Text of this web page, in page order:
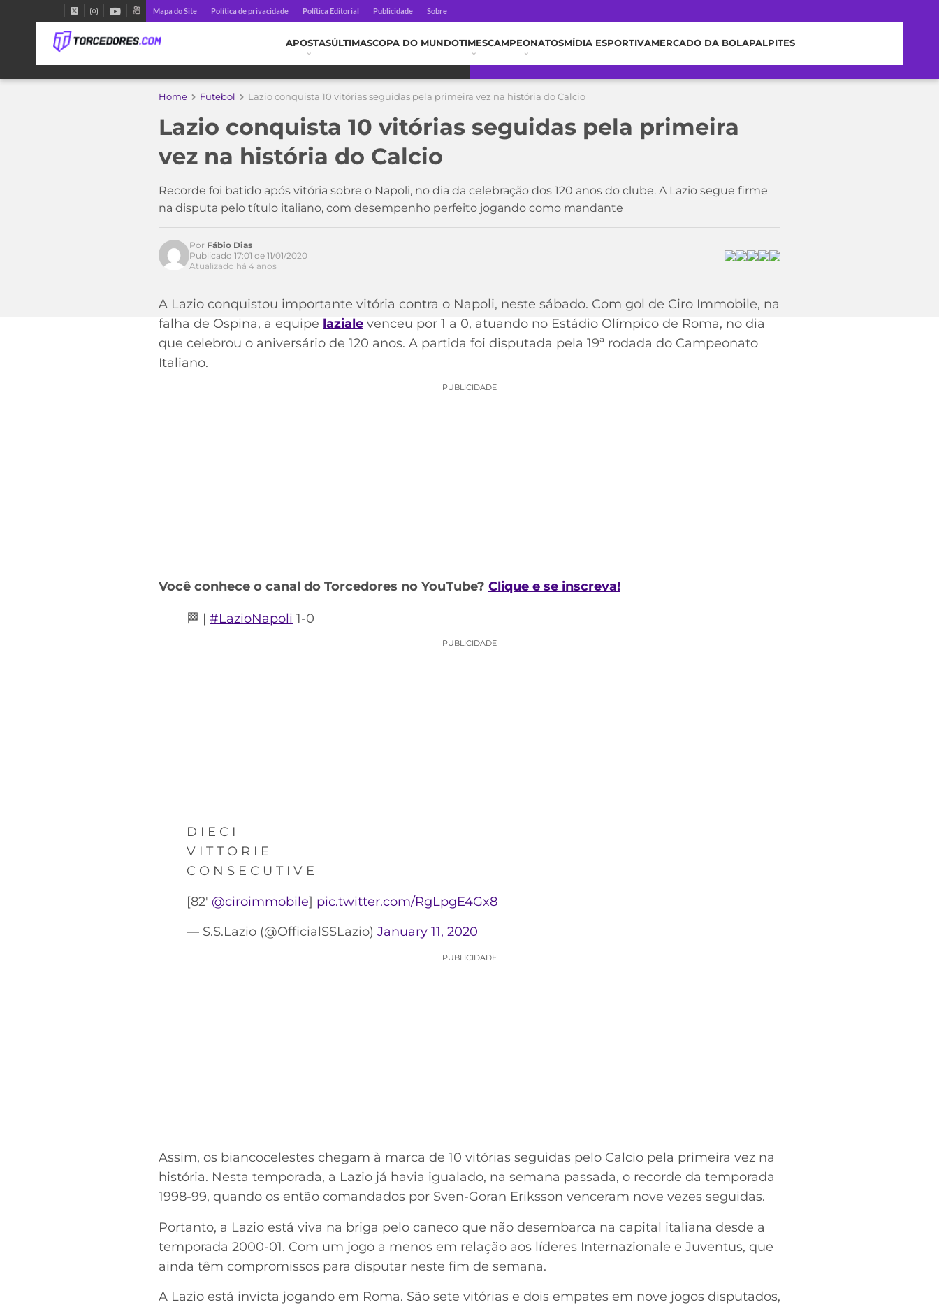
Mapa do Site Política de privacidade Política Editorial Publicidade Sobre
APOSTASÚLTIMASCOPA DO MUNDOTIMESCAMPEONATOSMÍDIA ESPORTIVAMERCADO DA BOLAPALPITES
Home Futebol Lazio conquista 10 vitórias seguidas pela primeira vez na história do Calcio
Lazio conquista 10 vitórias seguidas pela primeira
vez na história do Calcio
Recorde foi batido após vitória sobre o Napoli, no dia da celebração dos 120 anos do clube. A Lazio segue firme
na disputa pelo título italiano, com desempenho perfeito jogando como mandante
Acesse o perfil do autor
Por Fábio Dias
Publicado 17:01 de 11/01/2020
Atualizado há 4 anos
A Lazio conquistou importante vitória contra o Napoli, neste sábado. Com gol de Ciro Immobile, na
falha de Ospina, a equipe laziale venceu por 1 a 0, atuando no Estádio Olímpico de Roma, no dia
que celebrou o aniversário de 120 anos. A partida foi disputada pela 19ª rodada do Campeonato
Italiano.
PUBLICIDADE
Você conhece o canal do Torcedores no YouTube? Clique e se inscreva!
🏁 | #LazioNapoli 1-0
PUBLICIDADE
D I E C I
V I T T O R I E
C O N S E C U T I V E
[82' @ciroimmobile] pic.twitter.com/RgLpgE4Gx8
— S.S.Lazio (@OfficialSSLazio) January 11, 2020
PUBLICIDADE
Assim, os biancocelestes chegam à marca de 10 vitórias seguidas pelo Calcio pela primeira vez na
história. Nesta temporada, a Lazio já havia igualado, na semana passada, o recorde da temporada
1998-99, quando os então comandados por Sven-Goran Eriksson venceram nove vezes seguidas.
Portanto, a Lazio está viva na briga pelo caneco que não desembarca na capital italiana desde a
temporada 2000-01. Com um jogo a menos em relação aos líderes Internazionale e Juventus, que
ainda têm compromissos para disputar neste fim de semana.
A Lazio está invicta jogando em Roma. São sete vitórias e dois empates em nove jogos disputados,